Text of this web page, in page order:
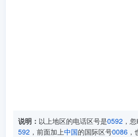
说明： 以上地区的电话区号是0592 ，
592 ，前面加上中国的国际区号0086